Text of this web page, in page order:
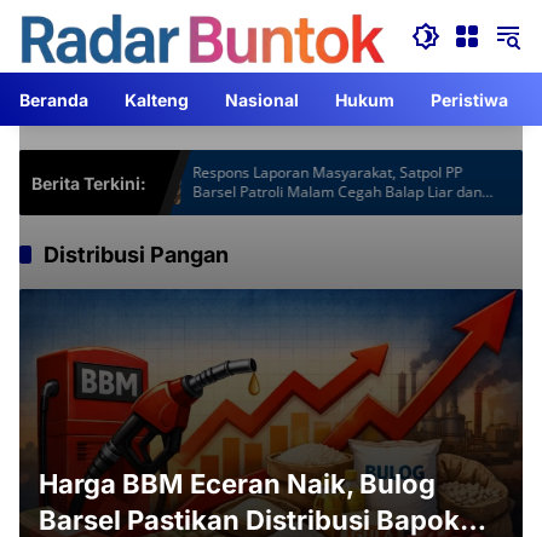
Langsung
konten
Beranda Kalteng Nasional Hukum Peristiwa
Berita Terkini:
Gardu
Lebih
Respons Laporan Masyarakat, Satpol PP
Barsel Patroli Malam Cegah Balap Liar dan
Knalpot Brong
Distribusi Pangan
Harga BBM Eceran Naik, Bulog
Barsel Pastikan Distribusi Bapok